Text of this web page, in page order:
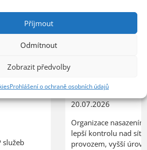
Příjmout
Odmítnout
Zobrazit předvolby
Prohlášení o ochraně osobních údajů
able N-
služeb
sítě
20.07.2026
Organizace
lepší kontrolu nad
provozem, vyšší